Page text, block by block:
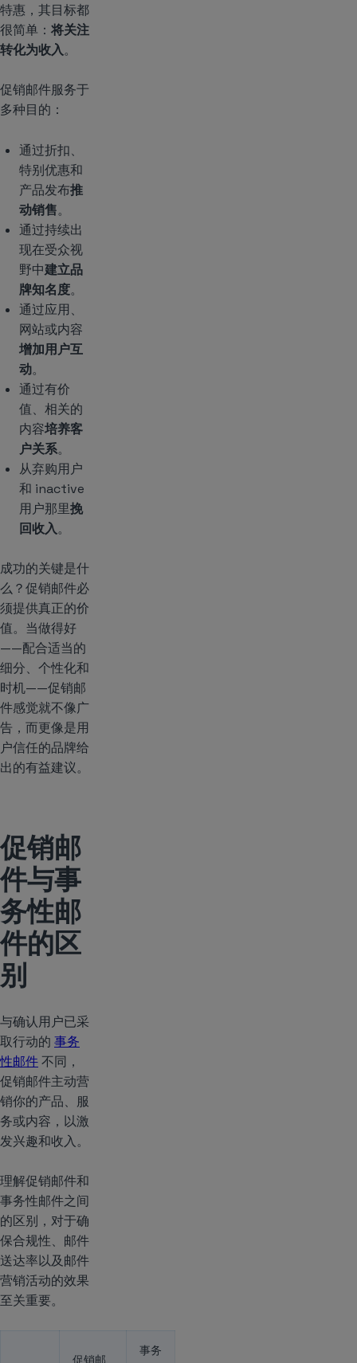
特惠，其目标都
很简单： 将关注
转化为收入。
促销邮件服务于
多种目的：
通过折扣、
特别优惠和
产品发布推
动销售。
通过持续出
现在受众视
野中建立品
牌知名度。
通过应用、
网站或内容
增加用户互
动。
通过有价
值、相关的
内容培养客
户关系。
从弃购用户
和 inactive
用户那里挽
回收入。
成功的关键是什
么？促销邮件必
须提供真正的价
值。当做得好
——配合适当的
细分、个性化和
时机——促销邮
件感觉就不像广
告，而更像是用
户信任的品牌给
出的有益建议。
促销邮
件与事
务性邮
件的区
别
与确认用户已采
取行动的 事务
性邮件不同，
促销邮件主动营
销你的产品、服
务或内容，以激
发兴趣和收入。
理解促销邮件和
事务性邮件之间
的区别，对于确
保合规性、邮件
送达率以及邮件
营销活动的效果
至关重要。
促销邮
事务